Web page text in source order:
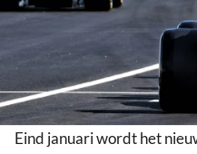
Eind januari wordt het